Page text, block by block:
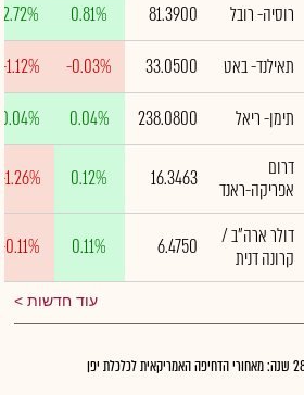
רוסיה- רובל 81.3900
0.81%
2.72%
תאילנד- באט 33.0500
-0.03%
-1.12%
תימן- ריאל 238.0800
0.04%
0.04%
דרום
אפריקה-ראנד
16.3463
0.12%
-1.26%
דולר ארה"ב /
קרונה דנית
6.4750
0.11%
-0.11%
עוד חדשות